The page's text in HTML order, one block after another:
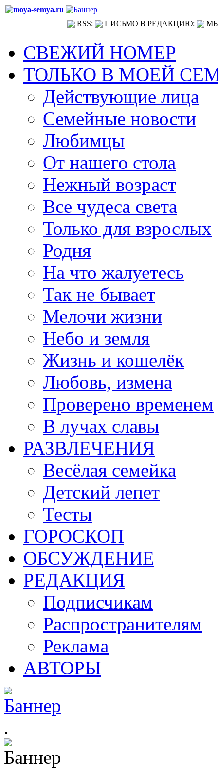
RSS: ПИСЬМО В РЕДАКЦИЮ:
СВЕЖИЙ НОМЕР
ТОЛЬКО В МОЕЙ
Действующие лица
Семейные новости
Любимцы
От нашего стола
Нежный возраст
Все чудеса света
Только для взрослых
Родня
На что жалуетесь
Так не бывает
Мелочи жизни
Небо и земля
Жизнь и кошелёк
Любовь, измена
Проверено временем
В лучах славы
РАЗВЛЕЧЕНИЯ
Весёлая семейка
Детский лепет
Тесты
ГОРОСКОП
ОБСУЖДЕНИЕ
РЕДАКЦИЯ
Подписчикам
Распространителям
Реклама
АВТОРЫ
.